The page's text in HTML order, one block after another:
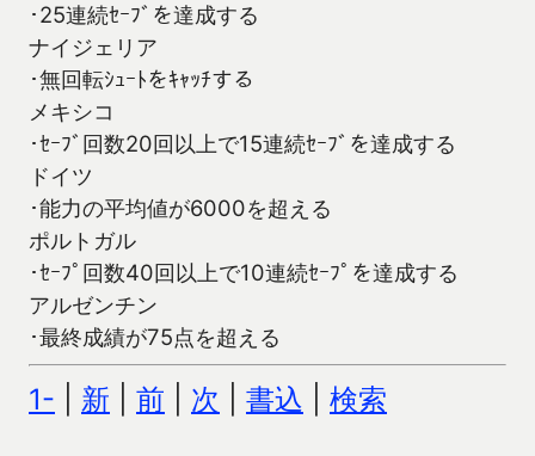
･25連続ｾｰﾌﾞを達成する
ナイジェリア
･無回転ｼｭｰﾄをｷｬｯﾁする
メキシコ
･ｾｰﾌﾞ回数20回以上で15連続ｾｰﾌﾞを達成する
ドイツ
･能力の平均値が6000を超える
ポルトガル
･ｾｰﾌﾟ回数40回以上で10連続ｾｰﾌﾟを達成する
アルゼンチン
･最終成績が75点を超える
1- 新 前 次 書込 検索